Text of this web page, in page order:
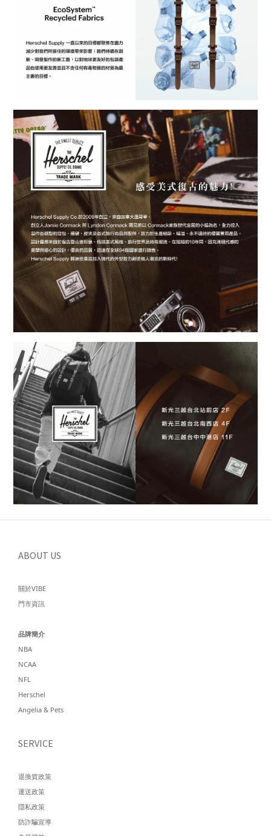
ABOUT US
關於VIBE
門市資訊
品牌簡介
NBA
NCAA
NFL
Herschel
Angelia & Pets
SERVICE
退換貨政策
運送政策
隱私政策
防詐騙宣導